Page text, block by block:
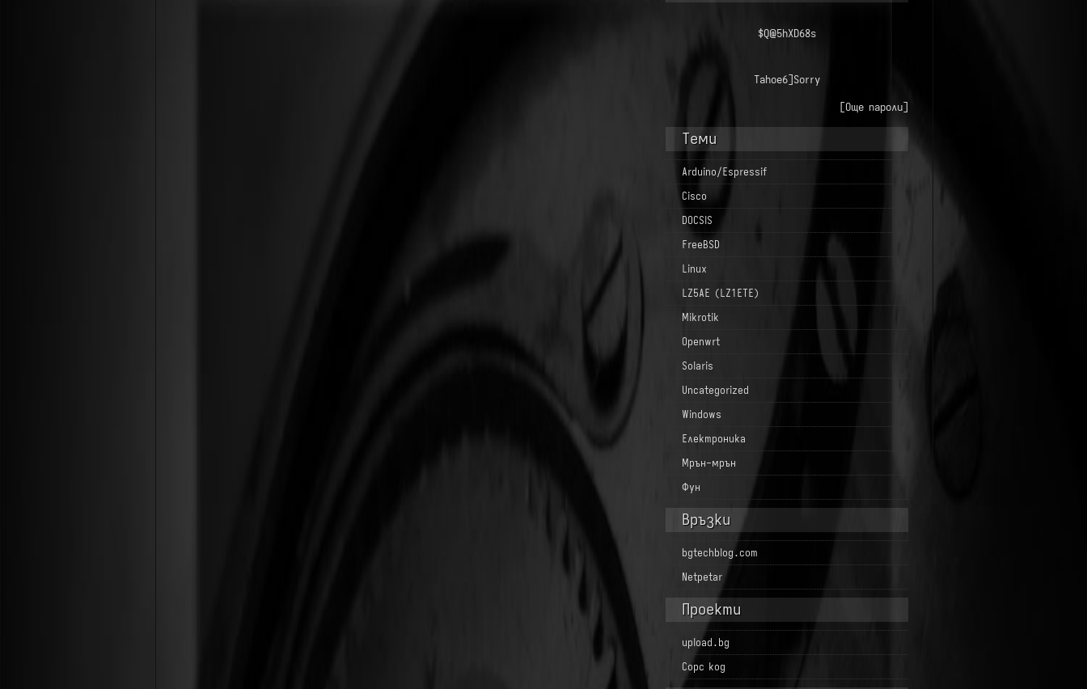
$Q@5hXD68s
Tahoe6]Sorry
[Още пароли]
Теми
Arduino/Espressif
Cisco
DOCSIS
FreeBSD
Linux
LZ5AE (LZ1ETE)
Mikrotik
Openwrt
Solaris
Uncategorized
Windows
Електроника
Мрън-мрън
Фун
Връзки
bgtechblog.com
Netpetar
Проекти
upload.bg
Сорс код